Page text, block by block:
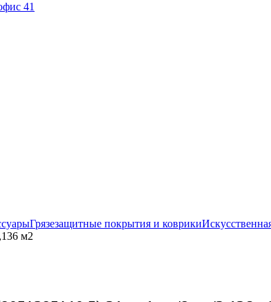
41
Грязезащитные покрытия и коврики
м2